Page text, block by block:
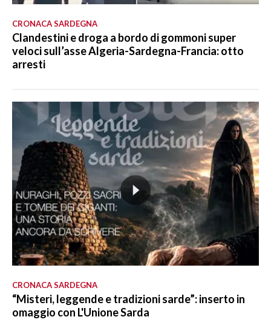
CRONACA SARDEGNA
Clandestini e droga a bordo di gommoni super
veloci sull’asse Algeria-Sardegna-Francia: otto
arresti
CRONACA SARDEGNA
“Misteri, leggende e tradizioni sarde”: inserto in
omaggio con L'Unione Sarda